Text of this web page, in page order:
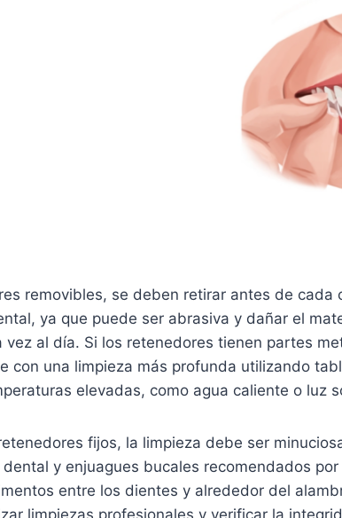
removibles, se deben retirar antes de
ya que puede ser abrasiva y dañar el
vez al día. Si los retenedores tienen partes
con una limpieza más profunda utilizando
elevadas, como agua caliente o luz
fijos, la limpieza debe ser
y enjuagues bucales recomendados
entre los dientes y alrededor del